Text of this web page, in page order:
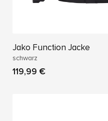
Jako Function Jacke
schwarz
119,99 €